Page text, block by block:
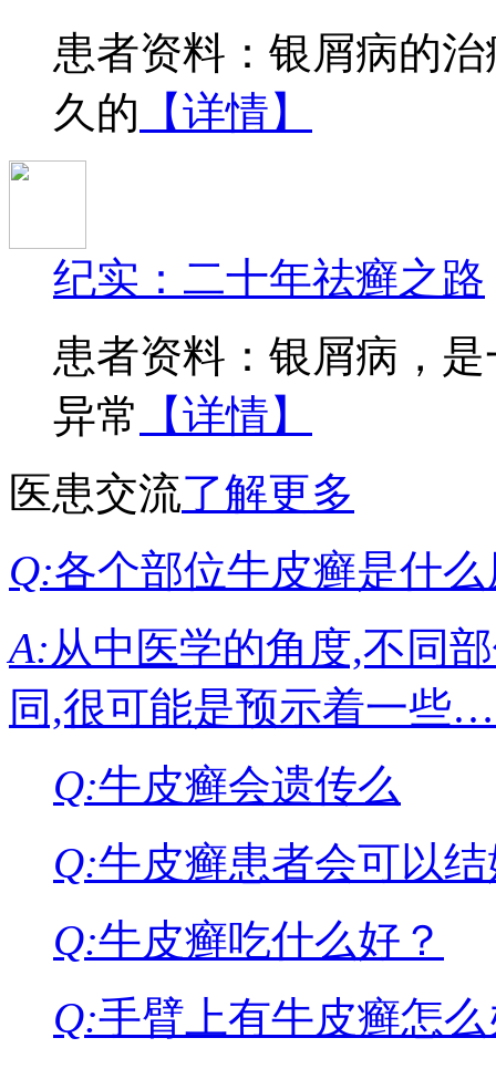
患者资料：银屑病的
久的 【详情】
纪实：二十年祛癣之路
患者资料：银屑病，
异常
【详情】
医患交流了解更多
Q:各个部位牛皮癣是什
A:从中医学的角度,不同
同,很可能是预示着一
Q:牛皮癣会遗传么
Q:牛皮癣患者会可以
Q:牛皮癣吃什么好？
Q:手臂上有牛皮癣怎